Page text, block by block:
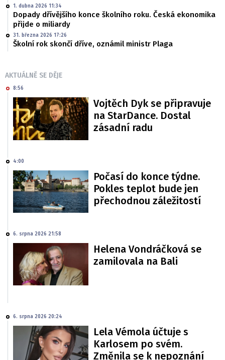
1. dubna 2026 11:34
Dopady dřívějšího konce školního roku. Česká ekonomika
přijde o miliardy
31. března 2026 17:26
Školní rok skončí dříve, oznámil ministr Plaga
AKTUÁLNĚ SE DĚJE
8:56
Vojtěch Dyk se připravuje
na StarDance. Dostal
zásadní radu
4:00
Počasí do konce týdne.
Pokles teplot bude jen
přechodnou záležitostí
6. srpna 2026 21:58
Helena Vondráčková se
zamilovala na Bali
6. srpna 2026 20:24
Lela Vémola účtuje s
Karlosem po svém.
Změnila se k nepoznání